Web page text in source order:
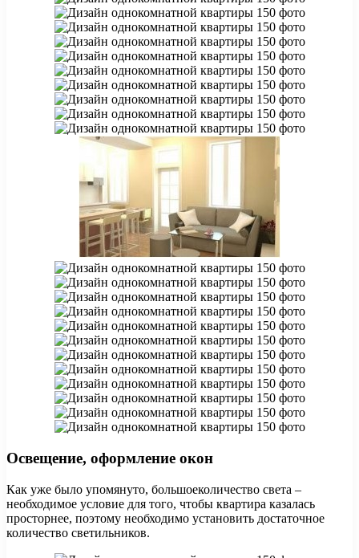
Освещение, оформление окон
Как уже было упомянуто, большоеколичество света –
необходимое условие для того, чтобы квартира казалась
просторнее, поэтому необходимо установить достаточное
количество светильников.